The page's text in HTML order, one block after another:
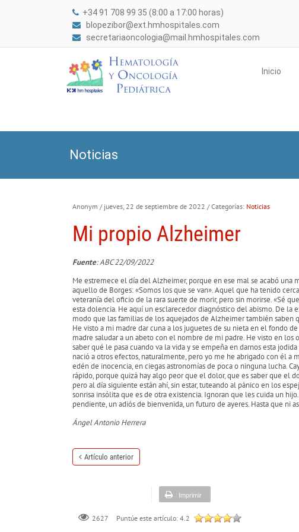
+34 91 708 99 35 (8:00 a 17:00 horas)
blopezibor@ext.hmhospitales.com
secretariaoncologia@mail.hmhospitales.com
Inicio
Noticias
Anonym / jueves, 22 de septiembre de 2022 / Categorías: Noticias
Mi propio Alzheimer
Fuente: ABC 22/09/2022
Me estremece el día del Alzheimer, porque en ese mal se acabó una
aquello de Borges: «Somos los que se van». Aquel que ha tenido
veteranía del oficio de la rara suerte de morir, pero sin morirse. «Sé
esta dolencia. He aquí un esclarecedor diagnóstico del abismo. De
modo que las familias de los aquejados de Alzheimer también saben
He visto a mi madre dar cuna a los juguetes de su nieta en el fondo
madre saludar a un abeto con el nombre de mi padre. He visto en
saber qué le pasa cuando va la vida y se empeña en darnos esta
nació a otros efectos, naturalmente, pero yo me he abrigado con él
edén de inocencia, en ciegas astronomías de poca o ninguna lucha.
rápido, porque quizá hay algo peor que el dolor, que es saber que el
pero al día siguiente están ahí, sin estar, tuteando al pánico en los
sonrisa insólita que es de otra existencia. Ignoran que les cuida un
pendiente, un adiós de bienvenida, un futuro de ayeres. Hasta que ni
Ángel Antonio Herrera
Artículo anterior
Imprimir
2627 Puntúe este artículo: 4.2